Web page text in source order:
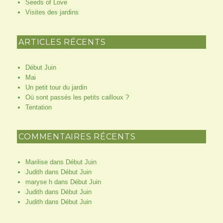
Seeds of Love
Visites des jardins
ARTICLES RÉCENTS
Début Juin
Mai
Un petit tour du jardin
Où sont passés les petits cailloux ?
Tentation
COMMENTAIRES RÉCENTS
Marilisedans Début Juin
Judithdans Début Juin
maryse hdans Début Juin
Judithdans Début Juin
Judithdans Début Juin